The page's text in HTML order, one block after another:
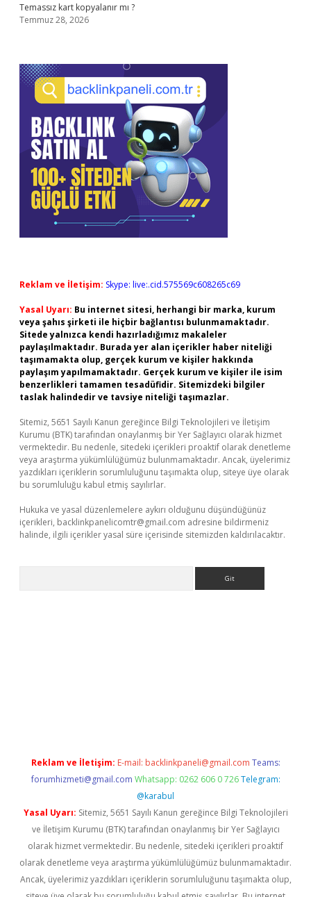
Temassız kart kopyalanır mı ?
Temmuz 28, 2026
Reklam ve İletişim: Skype: live:.cid.575569c608265c69
Yasal Uyarı: Bu internet sitesi, herhangi bir marka, kurum
veya şahıs şirketi ile hiçbir bağlantısı bulunmamaktadır.
Sitede yalnızca kendi hazırladığımız makaleler
paylaşılmaktadır. Burada yer alan içerikler haber niteliği
taşımamakta olup, gerçek kurum ve kişiler hakkında
paylaşım yapılmamaktadır. Gerçek kurum ve kişiler ile isim
benzerlikleri tamamen tesadüfidir. Sitemizdeki bilgiler
taslak halindedir ve tavsiye niteliği taşımazlar.
Sitemiz, 5651 Sayılı Kanun gereğince Bilgi Teknolojileri ve İletişim
Kurumu (BTK) tarafından onaylanmış bir Yer Sağlayıcı olarak hizmet
vermektedir. Bu nedenle, sitedeki içerikleri proaktif olarak denetleme
veya araştırma yükümlülüğümüz bulunmamaktadır. Ancak, üyelerimiz
yazdıkları içeriklerin sorumluluğunu taşımakta olup, siteye üye olarak
bu sorumluluğu kabul etmiş sayılırlar.
Hukuka ve yasal düzenlemelere aykırı olduğunu düşündüğünüz
içerikleri, backlinkpanelicomtr@gmail.com adresine bildirmeniz
halinde, ilgili içerikler yasal süre içerisinde sitemizden kaldırılacaktır.
Reklam ve İletişim: E-mail: backlinkpaneli@gmail.com Teams:
forumhizmeti@gmail.com Whatsapp: 0262 606 0 726 Telegram:
@karabul
Yasal Uyarı: Sitemiz, 5651 Sayılı Kanun gereğince Bilgi Teknolojileri
ve İletişim Kurumu (BTK) tarafından onaylanmış bir Yer Sağlayıcı
olarak hizmet vermektedir. Bu nedenle, sitedeki içerikleri proaktif
olarak denetleme veya araştırma yükümlülüğümüz bulunmamaktadır.
Ancak, üyelerimiz yazdıkları içeriklerin sorumluluğunu taşımakta olup,